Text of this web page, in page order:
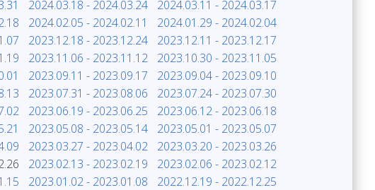
2024.03.18 - 2024.03.24
2024.03.11 - 2024.03.17
2024.02.05 - 2024.02.11
2024.01.29 - 2024.02.04
2023.12.18 - 2023.12.24
2023.12.11 - 2023.12.17
2023.11.06 - 2023.11.12
2023.10.30 - 2023.11.05
2023.09.11 - 2023.09.17
2023.09.04 - 2023.09.10
2023.07.31 - 2023.08.06
2023.07.24 - 2023.07.30
2023.06.19 - 2023.06.25
2023.06.12 - 2023.06.18
2023.05.08 - 2023.05.14
2023.05.01 - 2023.05.07
2023.03.27 - 2023.04.02
2023.03.20 - 2023.03.26
2023.02.13 - 2023.02.19
2023.02.06 - 2023.02.12
2023.01.02 - 2023.01.08
2022.12.19 - 2022.12.25